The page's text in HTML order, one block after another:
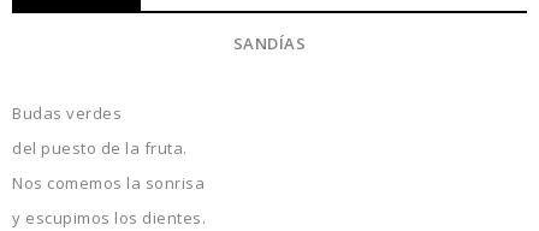
SANDÍAS
Budas verdes
del puesto de la fruta.
Nos comemos la sonrisa
y escupimos los dientes.